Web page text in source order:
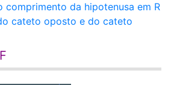
comprimento da hipotenusa em R
cateto oposto e do cateto